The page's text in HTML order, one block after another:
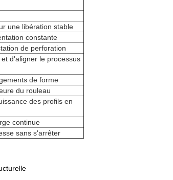
une libération stable
constante
de perforation
d'aligner le processus
de forme
du rouleau
des profils en
continue
sans s'arrêter